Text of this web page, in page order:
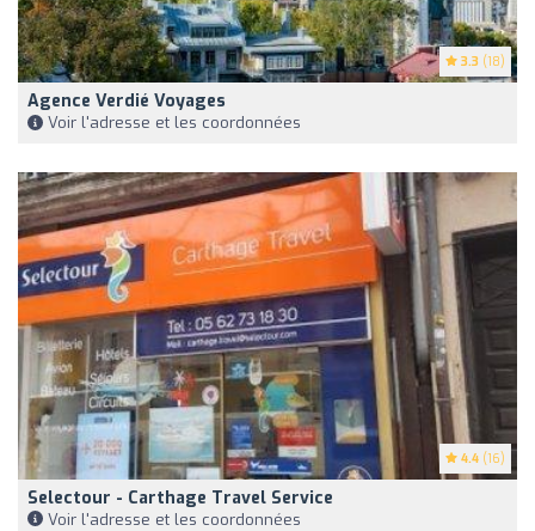
3.3 (18)
Agence Verdié Voyages
Voir l'adresse et les coordonnées
4.4 (16)
Selectour - Carthage Travel Service
Voir l'adresse et les coordonnées